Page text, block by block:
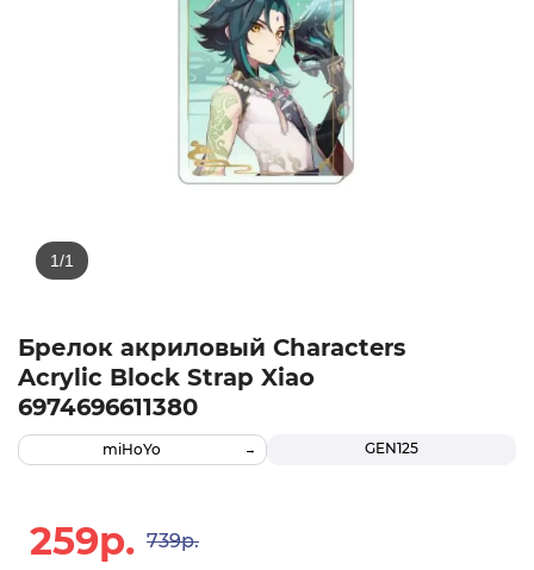
Брелок акриловый Characters
Acrylic Block Strap Xiao
6974696611380
GEN125
miHoYo
259р. 739р.